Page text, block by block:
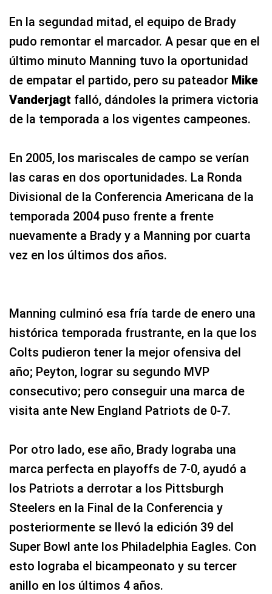
En la segundad mitad, el equipo de Brady
pudo remontar el marcador. A pesar que en el
último minuto Manning tuvo la oportunidad
de empatar el partido, pero su pateador Mike
Vanderjagt falló, dándoles la primera victoria
de la temporada a los vigentes campeones.
En 2005, los mariscales de campo se verían
las caras en dos oportunidades. La Ronda
Divisional de la Conferencia Americana de la
temporada 2004 puso frente a frente
nuevamente a Brady y a Manning por cuarta
vez en los últimos dos años.
Manning culminó esa fría tarde de enero una
histórica temporada frustrante, en la que los
Colts pudieron tener la mejor ofensiva del
año; Peyton, lograr su segundo MVP
consecutivo; pero conseguir una marca de
visita ante New England Patriots de 0-7.
Por otro lado, ese año, Brady lograba una
marca perfecta en playoffs de 7-0, ayudó a
los Patriots a derrotar a los Pittsburgh
Steelers en la Final de la Conferencia y
posteriormente se llevó la edición 39 del
Super Bowl ante los Philadelphia Eagles. Con
esto lograba el bicampeonato y su tercer
anillo en los últimos 4 años.